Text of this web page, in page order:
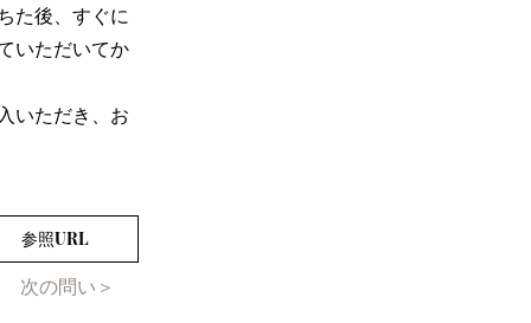
た後、すぐに
いただいてか
いただき、お
参照URL
次の問い＞